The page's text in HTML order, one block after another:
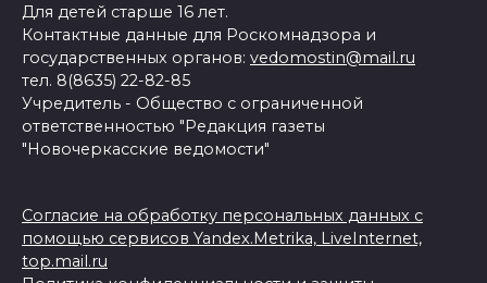
Для детей старше 16 лет.
Контактные данные для Роскомнадзора и
государственных органов: vedomostin@mail.ru
тел. 8(8635) 22-82-85
Учредитель - Общество с ограниченной
ответственностью "Редакция газеты
"Новочеркасские ведомости"
Согласие на обработку персональных данных с
помощью сервисов Yandex.Metrika, LiveInternet,
top.mail.ru